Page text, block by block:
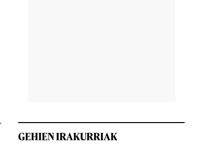
GEHIEN IRAKURRIAK